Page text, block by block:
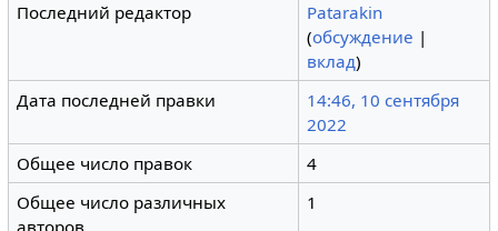
Последний редактор
Patarakin
(обсуждение |
вклад)
Дата последней правки
14:46, 10 сентября
2022
Общее число правок
4
Общее число различных
1